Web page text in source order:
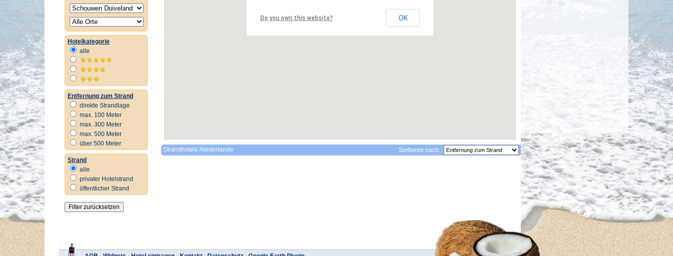
Hotelkategorie
alle
Entfernung zum Strand
direkte Strandlage
max. 100 Meter
max. 300 Meter
max. 500 Meter
über 500 Meter
Strand
alle
privater Hotelstrand
öffentlicher Strand
Do you own this website? OK
Strandhotels Niederlande Sortieren nach: